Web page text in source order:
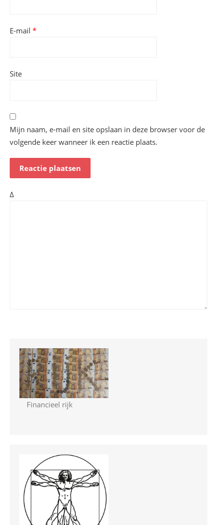
E-mail *
Site
Mijn naam, e-mail en site opslaan in deze browser voor de
volgende keer wanneer ik een reactie plaats.
Δ
Financieel rijk